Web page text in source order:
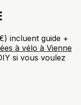
incluent guide +
à vélo à Vienne
si vous voulez